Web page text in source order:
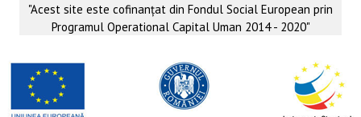
"Acest site este cofinanţat din Fondul Social European prin
Programul Operational Capital Uman 2014 - 2020"